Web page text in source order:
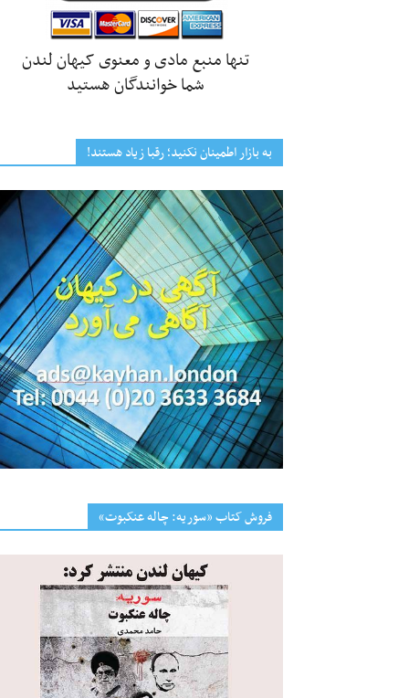
تنها منبع مادی و معنوی کیهان لندن
شما خوانندگان هستید
به بازار اطمینان نکنید؛ رقبا زیاد هستند!
فروش کتاب «سوریه: چاله عنکبوت»